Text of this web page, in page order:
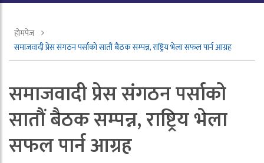
होमपेज
समाजवादी प्रेस संगठन पर्साको सातौं बैठक सम्पन्न, राष्ट्रिय भेला सफल पार्न आग्रह
समाजवादी प्रेस संगठन पर्साको
सातौं बैठक सम्पन्न, राष्ट्रिय भेला
सफल पार्न आग्रह